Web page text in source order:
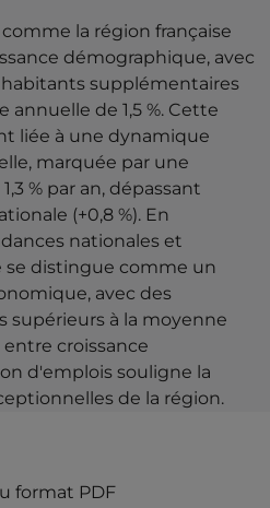
la région française
démographique, avec
supplémentaires
annuelle de 1,5 %. Cette
liée à une dynamique
marquée par une
% par an, dépassant
(+0,8 %). En
nationales et
se distingue comme un
avec des
supérieurs à la moyenne
croissance
d'emplois souligne la
de la région.
format PDF